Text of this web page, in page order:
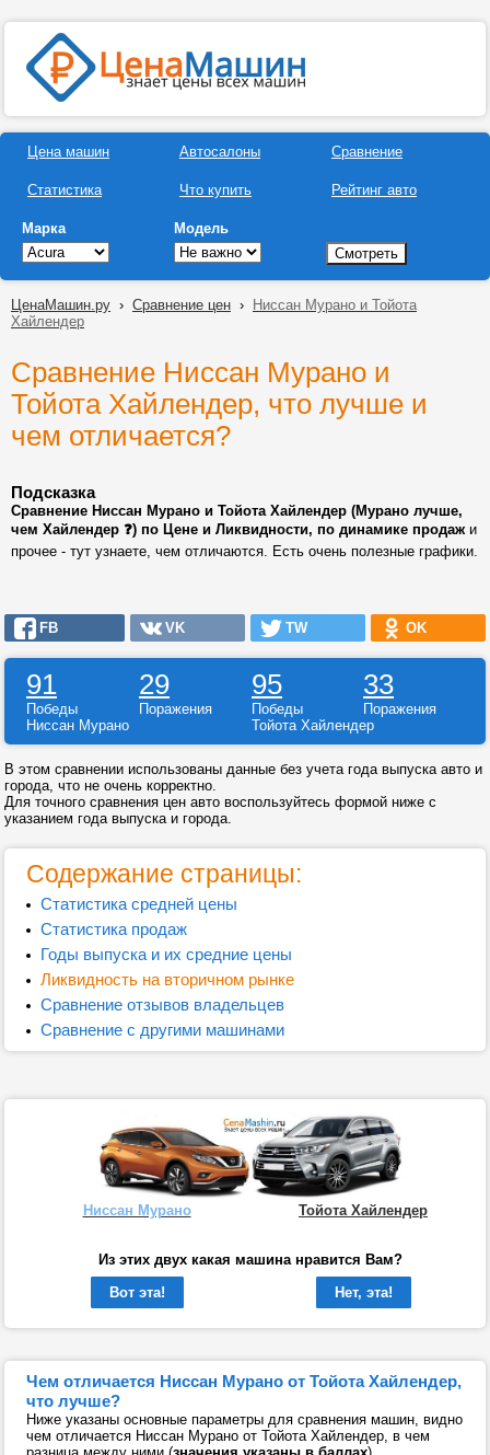
Цена машин
Статистика
Автосалоны
Что купить
Сравнение
Рейтинг авто
Марка Модель
ЦенаМашин.ру › Сравнение цен ›
Ниссан Мурано и Тойота
Хайлендер
Сравнение Ниссан Мурано и
Тойота Хайлендер, что лучше и
чем отличается?
Подсказка
Сравнение Ниссан Мурано и Тойота Хайлендер (Мурано лучше,
чем Хайлендер ❓) по Цене и Ликвидности, по динамике продажи
прочее - тут узнаете, чем отличаются. Есть очень полезные графики.
FB VK TW OK
91 29 95 33
Победы Поражения Победы
Поражения
Ниссан Мурано
Тойота Хайлендер
В этом сравнении использованы данные без учета года выпуска авто и
города, что не очень корректно.
Для точного сравнения цен авто воспользуйтесь формой ниже с
указанием года выпуска и города.
Содержание страницы:
Статистика средней цены
Статистика продаж
Годы выпуска и их средние цены
Ликвидность на вторичном рынке
Сравнение отзывов владельцев
Сравнение с другими машинами
Ниссан Мурано Тойота Хайлендер
Из этих двух какая машина нравится Вам?
Вот эта!
Нет, эта!
Чем отличается Ниссан Мурано от Тойота Хайлендер,
что лучше?
Ниже указаны основные параметры для сравнения машин, видно
чем отличается Ниссан Мурано от Тойота Хайлендер, в чем